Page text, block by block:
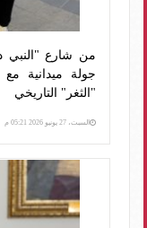
من شارع "النبي
جولة ميدانية
"الثغر" التاريخي
السبت، 27 يونيو 2026 05:21 م